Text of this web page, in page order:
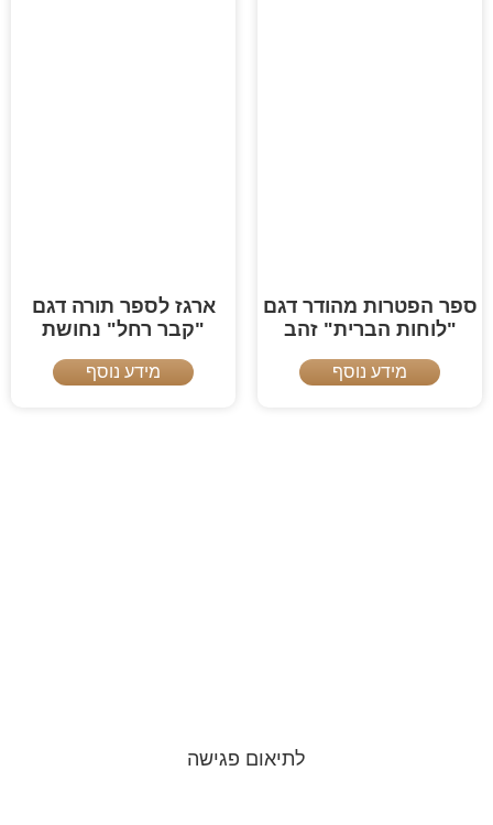
ספר הפטרות מהודר דגם
"לוחות הברית" זהב
מידע נוסף
ארגז לספר תורה דגם
"קבר רחל" נחושת
מידע נוסף
לתיאום פגישה